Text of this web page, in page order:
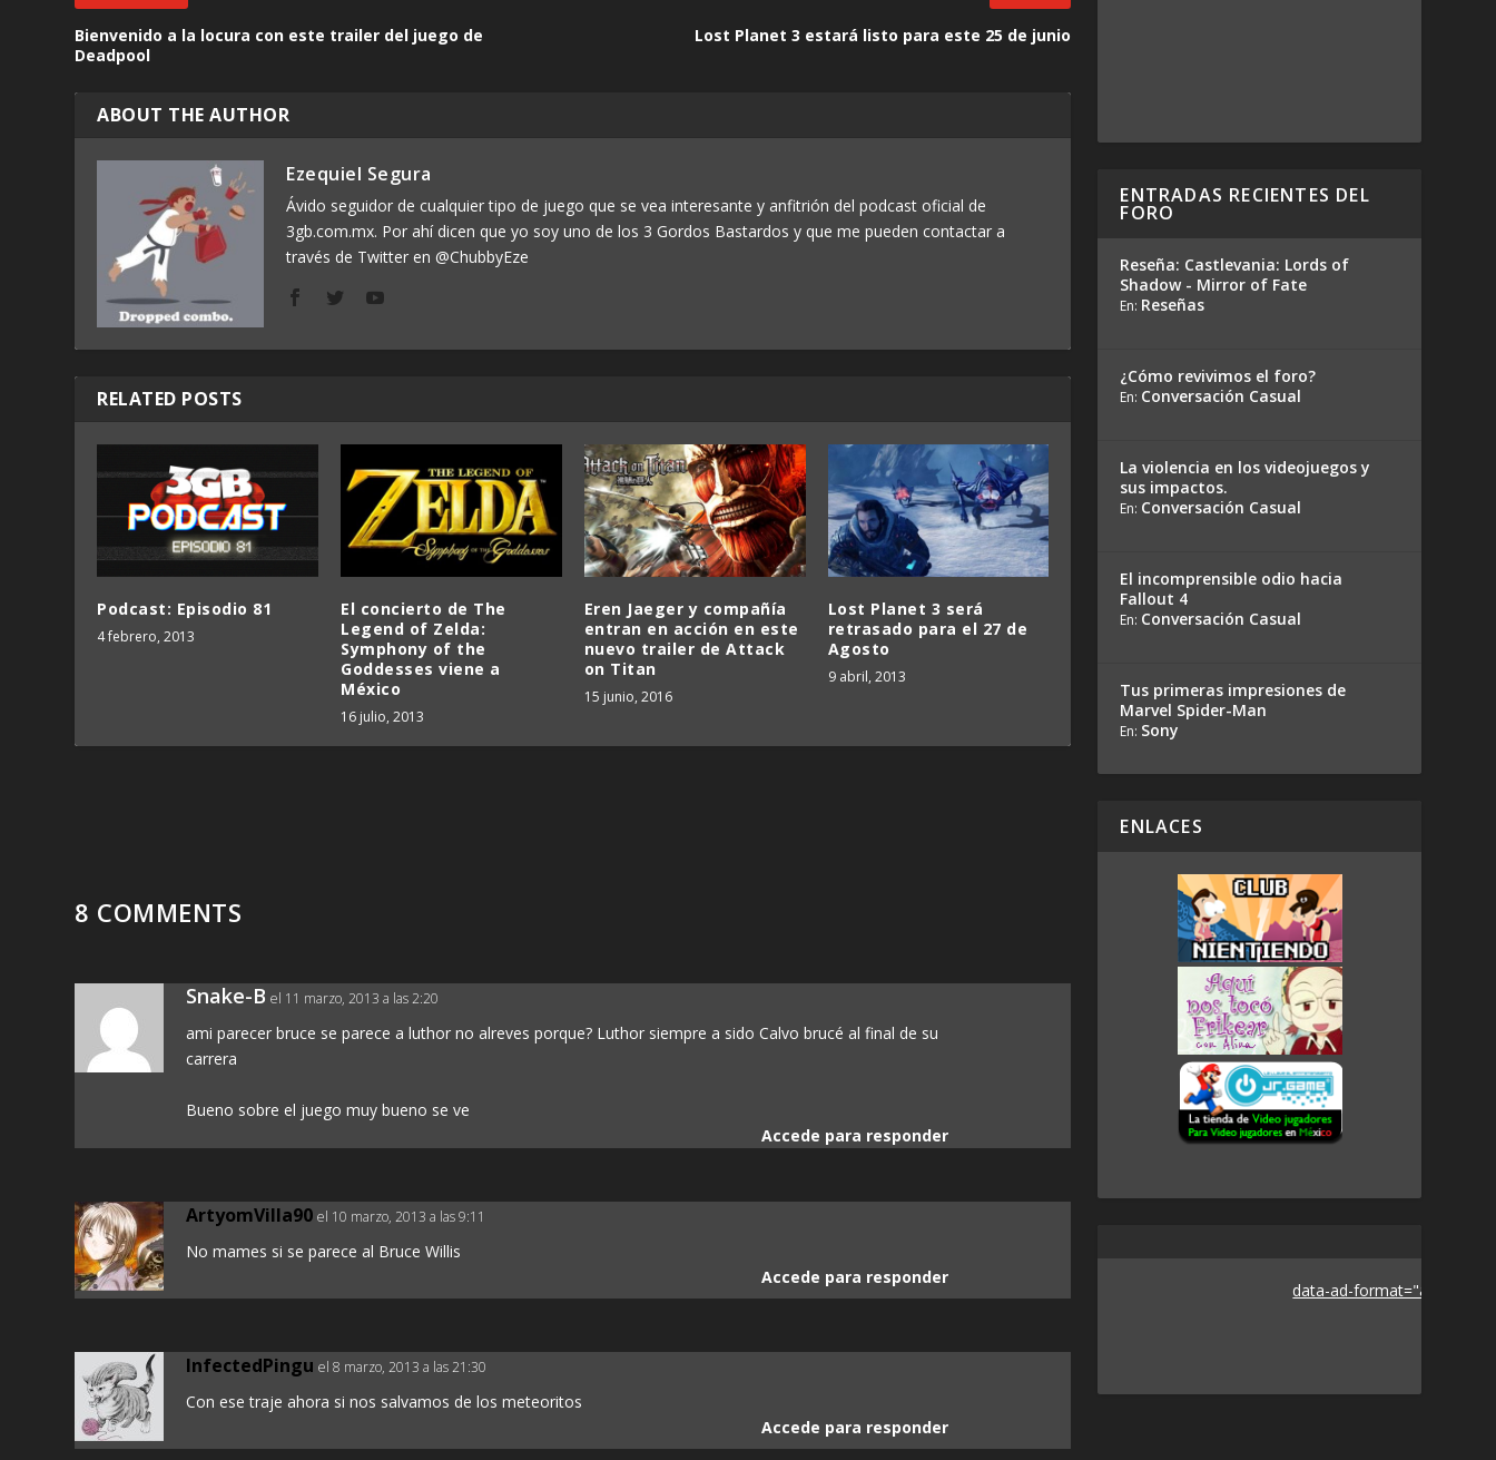
Bienvenido a la locura con este trailer del juego de
Deadpool
Lost Planet 3 estará listo para este 25 de junio
ABOUT THE AUTHOR
Ezequiel Segura
Ávido seguidor de cualquier tipo de juego que se vea interesante y anfitrión del podcast oficial de
3gb.com.mx. Por ahí dicen que yo soy uno de los 3 Gordos Bastardos y que me pueden contactar a
través de Twitter en @ChubbyEze
RELATED POSTS
Podcast: Episodio 81
4 febrero, 2013
El concierto de The
Legend of Zelda:
Symphony of the
Goddesses viene a
México
16 julio, 2013
Eren Jaeger y compañía
entran en acción en este
nuevo trailer de Attack
on Titan
15 junio, 2016
Lost Planet 3 será
retrasado para el 27 de
Agosto
9 abril, 2013
8 COMMENTS
Snake-B el 11 marzo, 2013 a las 2:20
ami parecer bruce se parece a luthor no alreves porque? Luthor siempre a sido Calvo brucé al final de su
carrera
Bueno sobre el juego muy bueno se ve
Accede para responder
ArtyomVilla90 el 10 marzo, 2013 a las 9:11
No mames si se parece al Bruce Willis
Accede para responder
InfectedPingu el 8 marzo, 2013 a las 21:30
Con ese traje ahora si nos salvamos de los meteoritos
Accede para responder
ENTRADAS RECIENTES DEL
FORO
Reseña: Castlevania: Lords of
Shadow - Mirror of Fate
En: Reseñas
¿Cómo revivimos el foro?
En: Conversación Casual
La violencia en los videojuegos y
sus impactos.
En: Conversación Casual
El incomprensible odio hacia
Fallout 4
En: Conversación Casual
Tus primeras impresiones de
Marvel Spider-Man
En: Sony
ENLACES
data-ad-format="auto">